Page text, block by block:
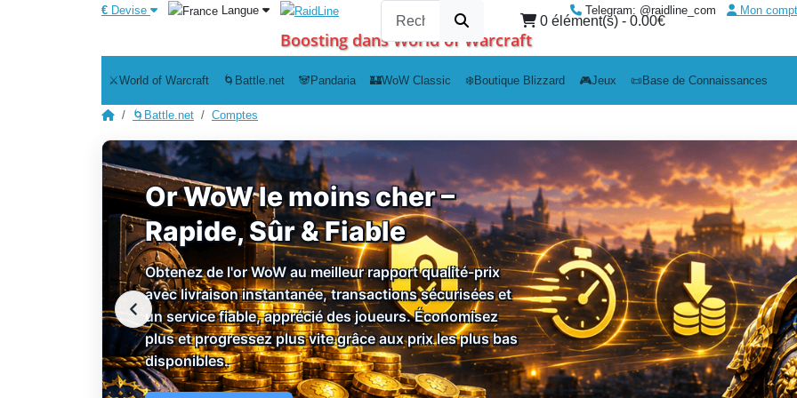
€ Devise Langue Telegram: @raidline_com Mon
Boosting dans World of Warcraft
0 élément(s) - 0.00€
⚔️World of Warcraft 🌀Battle.net 🐼Pandaria 🏰WoW Classic ❄️Boutique Blizzard 🎮Jeux 📜Base de Connaissances
🌀Battle.net Comptes
Or WoW le moins cher –
Rapide, Sûr & Fiable
Obtenez de l'or WoW au meilleur rapport qualité-prix
avec livraison instantanée, transactions sécurisées et
un service fiable, apprécié des joueurs. Économisez
plus et progressez plus vite grâce aux prix les plus bas
disponibles.